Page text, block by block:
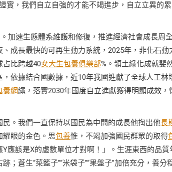
實，我們自立自強的才能不竭進步，自立立異的
加速生態體系維護和修復，推進經濟社會成長周
成長最快的可再生動力系統，2025年，非化石
占比跨越40女大生包養俱樂部%。領土綠化成就斐
依據結合國數據，近10年我國進獻了全球人工林
養網繩，落實2030年國度自立進獻獲得明顯成效
民。我們一直保持以國民為中間的成長他掏出他長
耀眼的金色。思包養惟，不竭加強國民群眾的取得
Y應該是X的虛數單位才對啊！」。生涯東西的品
；蒼生“菜籃子”“米袋子”“果盤子”加倍充分，養分